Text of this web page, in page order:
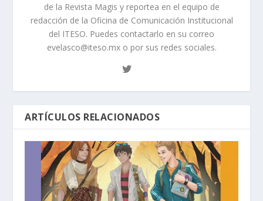
de la Revista Magis y reportea en el equipo de
redacción de la Oficina de Comunicación Institucional
del ITESO. Puedes contactarlo en su correo
evelasco@iteso.mx o por sus redes sociales.
ARTÍCULOS RELACIONADOS